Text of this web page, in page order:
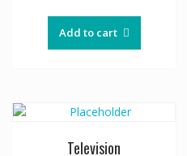
Add to cart
Television